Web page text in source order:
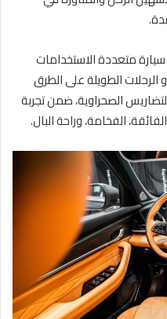
متعددة الاستخدامات
الرحلات الطويلة على الطرق
الصحراوية، ضمن تجربة
الفخامة، وراحة البال.